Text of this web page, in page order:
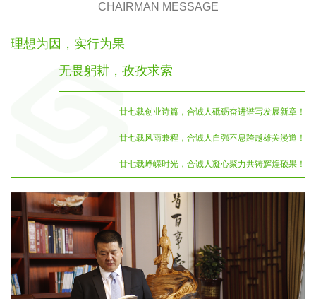
CHAIRMAN MESSAGE
理想为因，实行为果
无畏躬耕，孜孜求索
廿七载创业诗篇，合诚人砥砺奋进谱写发展新章！
廿七载风雨兼程，合诚人自强不息跨越雄关漫道！
廿七载峥嵘时光，合诚人凝心聚力共铸辉煌硕果！